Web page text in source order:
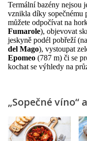
Termální bazény nejsou
vznikla díky sopečnému
můžete odpočívat na
Fumarole), objevovat
jeskyně podél pobřeží
del Mago), vystoupat
Epomeo (787 m) či se
kochat se výhledy na
„Sopečné